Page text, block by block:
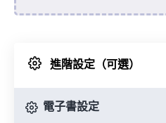
來自
進階設定（可選）
電子書設定